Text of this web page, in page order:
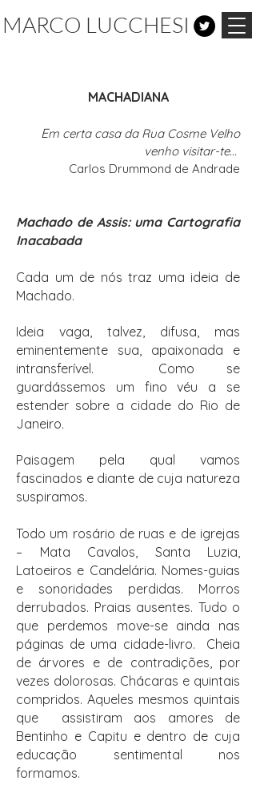
MARCO LUCCHESI
MACHADIANA
Em certa casa da Rua Cosme Velho
venho visitar-te...
Carlos Drummond de Andrade
Machado de Assis: uma Cartografia
Inacabada
Cada um de nós traz uma ideia de
Machado.
Ideia vaga, talvez, difusa, mas
eminentemente sua, apaixonada e
intransferível. Como se
guardássemos um fino véu a se
estender sobre a cidade do Rio de
Janeiro.
Paisagem pela qual vamos
fascinados e diante de cuja natureza
suspiramos.
Todo um rosário de ruas e de igrejas
– Mata Cavalos, Santa Luzia,
Latoeiros e Candelária. Nomes-guias
e sonoridades perdidas. Morros
derrubados. Praias ausentes. Tudo o
que perdemos move-se ainda nas
páginas de uma cidade-livro. Cheia
de árvores e de contradições, por
vezes dolorosas. Chácaras e quintais
compridos. Aqueles mesmos quintais
que assistiram aos amores de
Bentinho e Capitu e dentro de cuja
educação sentimental nos
formamos.